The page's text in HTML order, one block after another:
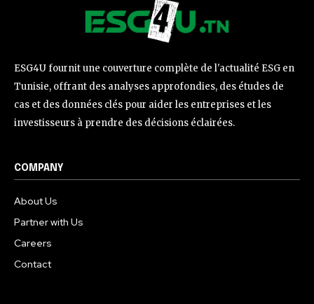
ESG4U fournit une couverture complète de l'actualité ESG en
Tunisie, offrant des analyses approfondies, des études de
cas et des données clés pour aider les entreprises et les
investisseurs à prendre des décisions éclairées.
COMPANY
About Us
Partner with Us
Careers
Contact